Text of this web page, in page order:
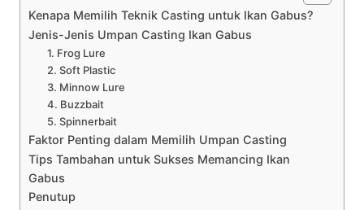
Kenapa Memilih Teknik Casting untuk Ikan Gabus?
Jenis-Jenis Umpan Casting Ikan Gabus
1. Frog Lure
2. Soft Plastic
3. Minnow Lure
4. Buzzbait
5. Spinnerbait
Faktor Penting dalam Memilih Umpan Casting
Tips Tambahan untuk Sukses Memancing Ikan
Gabus
Penutup